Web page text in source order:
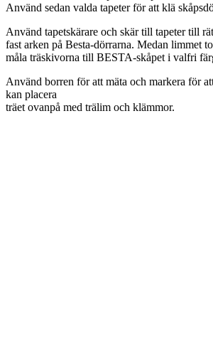
Använd sedan valda tapeter för att klä
Använd tapetskärare och skär till tapeter till
fast arken på Besta-dörrarna. Medan limmet
måla träskivorna till BESTA-skåpet i valfri
Använd borren för att mäta och markera för
kan placera
träet ovanpå med trälim och klämmor.